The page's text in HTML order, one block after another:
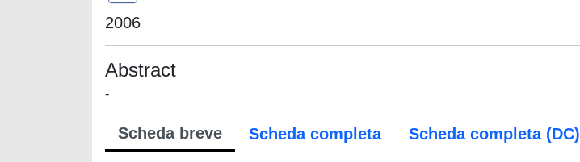
2006
Abstract
-
Scheda breve Scheda completa Scheda completa (DC)